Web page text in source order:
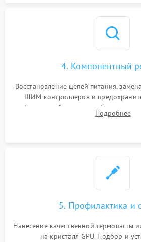
4. Компонентный
Восстановление цепей питания,
ШИМ-контроллеров и
инфракрасной станции реболлинг или
чипа и дефектной памяти
Подробнее
5. Профилактика и
Нанесение качественной термопасты
на кристалл GPU. Подбор и